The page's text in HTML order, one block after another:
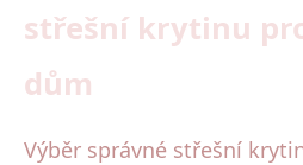
střešní krytinu
dům
Výběr správné střešní